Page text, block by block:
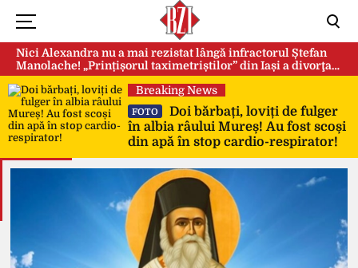
Nici Alexandra nu a mai rezistat lângă infractorul Ștefan
Manolache! „Prințișorul taximetriștilor” din Iași a divorţat
după doi ani de căsnicie
Breaking News
FOTO
Doi bărbați, loviți de fulger
în albia râului Mureș! Au fost scoși
din apă în stop cardio-respirator!